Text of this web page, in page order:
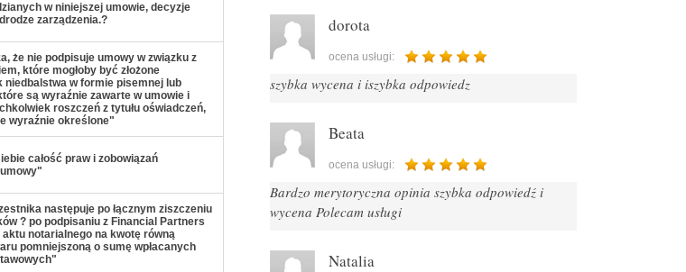
w niniejszej umowie, decyzje
zarządzenia.?
że nie podpisuje umowy w związku z
które mogłoby być złożone
niedbalstwa w formie pisemnej lub
są wyraźnie zawarte w umowie i
roszczeń z tytułu oświadczeń,
wyraźnie określone"
całość praw i zobowiązań
następuje po łącznym ziszczeniu
? po podpisaniu z Financial Partners
notarialnego na kwotę równą
pomniejszoną o sumę wpłacanych
dorota
ocena usługi:
szybka wycena i iszybka odpowiedz
Beata
ocena usługi:
Bardzo merytoryczna opinia szybka odpowiedź i
wycena Polecam usługi
Natalia